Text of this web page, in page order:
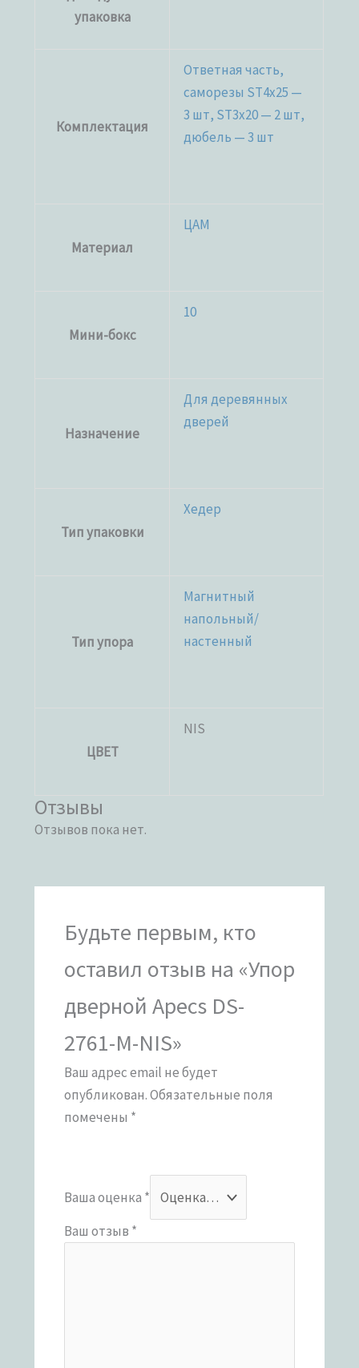
упаковка
Комплектация
Ответная часть,
саморезы ST4x25 —
3 шт, ST3x20 — 2 шт,
дюбель — 3 шт
Материал
ЦАМ
Мини-бокс
10
Назначение
Для деревянных
дверей
Тип упаковки
Хедер
Тип упора
Магнитный
напольный/
настенный
ЦВЕТ
NIS
Отзывы
Отзывов пока нет.
Будьте первым, кто
оставил отзыв на «Упор
дверной Apecs DS-
2761-M-NIS»
Ваш адрес email не будет
опубликован.Обязательные поля
помечены *
Ваша оценка *
Ваш отзыв *